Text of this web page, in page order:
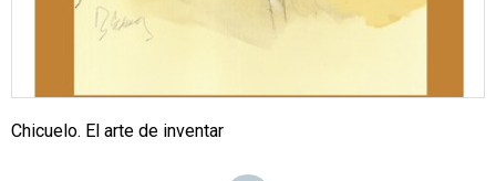
Chicuelo. El arte de inventar